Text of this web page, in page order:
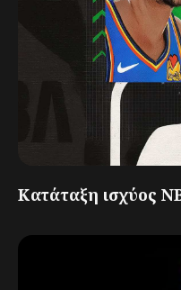
Κατάταξη ισχύος